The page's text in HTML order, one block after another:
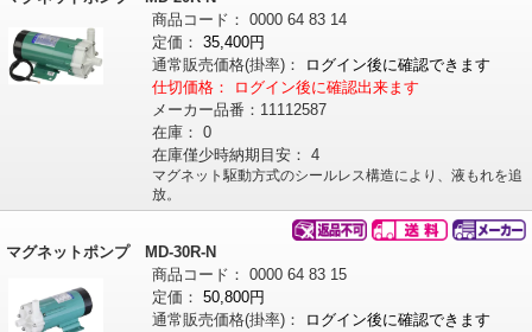
商品コード： 0000 64 83 14
定価： 35,400円
通常販売価格(掛率)：
ログイン後に確認できます
仕切価格：
ログイン後に確認出来ます
メーカー品番： 11112587
在庫： 0
在庫僅少時納期目安： 4
マグネット駆動方式のシールレス構造により、液もれを追
放。
マグネットポンプ MD-30R-N
商品コード： 0000 64 83 15
定価： 50,800円
通常販売価格(掛率)：
ログイン後に確認できます